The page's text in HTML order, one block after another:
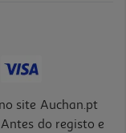
site Auchan.pt
do registo e